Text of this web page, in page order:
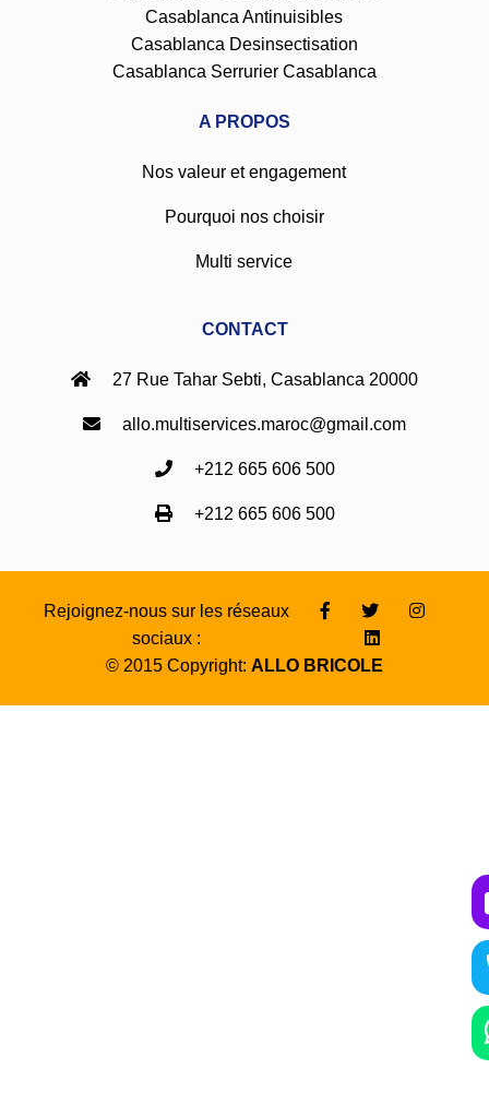
Casablanca Antinuisibles
Casablanca Desinsectisation
Casablanca Serrurier Casablanca
A PROPOS
Nos valeur et engagement
Pourquoi nos choisir
Multi service
CONTACT
27 Rue Tahar Sebti, Casablanca 20000
allo.multiservices.maroc@gmail.com
+212 665 606 500
+212 665 606 500
Rejoignez-nous sur les réseaux
sociaux :
© 2015 Copyright: ALLO BRICOLE